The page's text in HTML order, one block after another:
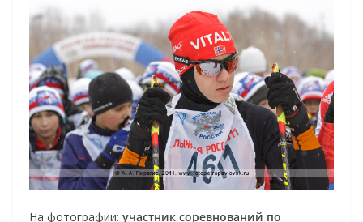
На фотографии: участник соревнований по